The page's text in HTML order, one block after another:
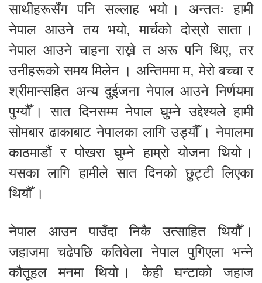
साथीहरूसँग पनि सल्लाह भयो । अन्ततः हामी
नेपाल आउने तय भयो, मार्चको दोस्रो साता ।
नेपाल आउने चाहना राख्ने त अरू पनि थिए, तर
उनीहरूको समय मिलेन । अन्तिममा म, मेरो बच्चा र
श्रीमान्सहित अन्य दुईजना नेपाल आउने निर्णयमा
पुग्यौँ । सात दिनसम्म नेपाल घुम्ने उद्देश्यले हामी
सोमबार ढाकाबाट नेपालका लागि उड्यौँ । नेपालमा
काठमाडौं र पोखरा घुम्ने हाम्रो योजना थियो ।
यसका लागि हामीले सात दिनको छुट्टी लिएका
थियौँ ।
नेपाल आउन पाउँदा निकै उत्साहित थियौँ ।
जहाजमा चढेपछि कतिवेला नेपाल पुगिएला भन्ने
कौतूहल मनमा थियो । केही घन्टाको जहाज